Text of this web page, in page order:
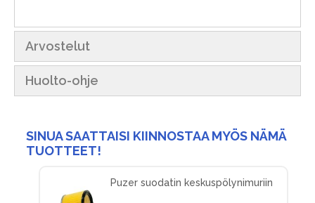
Arvostelut
Huolto-ohje
SINUA SAATTAISI KIINNOSTAA MYÖS NÄMÄ
TUOTTEET!
Puzer suodatin keskuspölynimuriin